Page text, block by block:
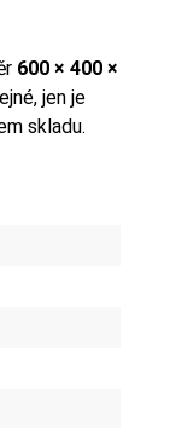
600 × 400 ×
jen je
skladu.